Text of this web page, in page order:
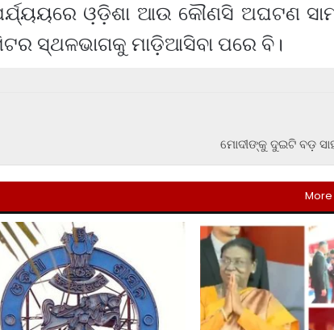
ଓ଼ଡ଼ିଶା ଆଉ କୌଣସି ଅଘଟଣ
ସ୍ଥଳଭାଗକୁ ମାଡ଼ିଆସିବା ପରେ ବି।
ମୋଦୀଙ୍କୁ ଦୁଇଟି ବଡ଼